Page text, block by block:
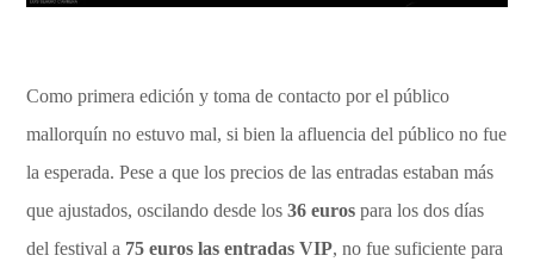
Como primera edición y toma de contacto por el público
mallorquín no estuvo mal, si bien la afluencia del público no fue
la esperada. Pese a que los precios de las entradas estaban más
que ajustados, oscilando desde los36 euros para los dos días
del festival a 75 euros las entradas VIP, no fue suficiente para